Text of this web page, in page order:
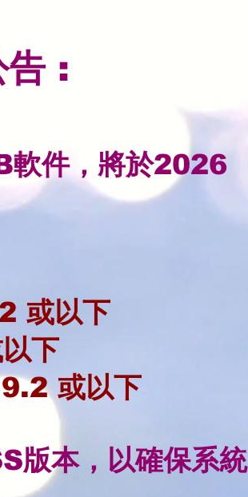
告 :
軟件，將於2026
或以下
下
或以下
版本，以確保系統